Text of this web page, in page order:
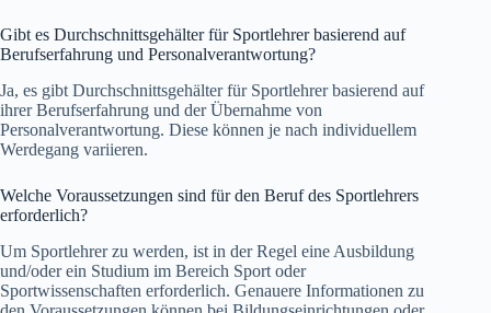
Gibt es Durchschnittsgehälter für Sportlehrer basierend auf
Berufserfahrung und Personalverantwortung?
Ja, es gibt Durchschnittsgehälter für Sportlehrer basierend auf
ihrer Berufserfahrung und der Übernahme von
Personalverantwortung. Diese können je nach individuellem
Werdegang variieren.
Welche Voraussetzungen sind für den Beruf des Sportlehrers
erforderlich?
Um Sportlehrer zu werden, ist in der Regel eine Ausbildung
und/oder ein Studium im Bereich Sport oder
Sportwissenschaften erforderlich. Genauere Informationen zu